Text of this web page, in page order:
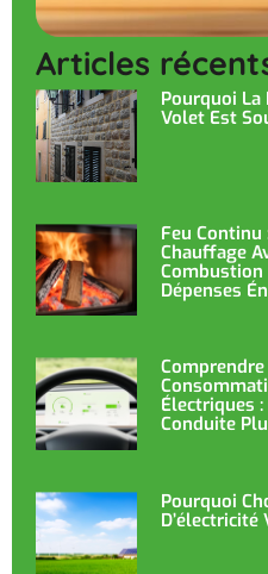
Articles
Pourquoi La
Volet Est
Feu
Chauffage
Combustion
Dépenses
Électriques
Conduite
Pourquoi
D’électricité